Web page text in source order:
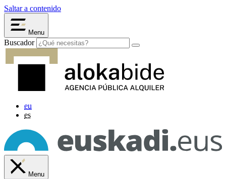
Saltar a contenido
Menu
Buscador
eu
es
Menu